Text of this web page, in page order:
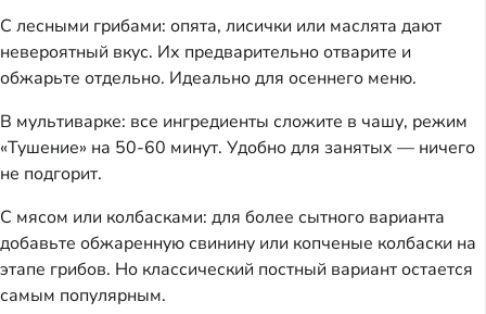
С лесными грибами: опята, лисички или маслята дают
невероятный вкус. Их предварительно отварите и
обжарьте отдельно. Идеально для осеннего меню.
В мультиварке: все ингредиенты сложите в чашу, режим
«Тушение» на 50-60 минут. Удобно для занятых — ничего
не подгорит.
С мясом или колбасками: для более сытного варианта
добавьте обжаренную свинину или копченые колбаски на
этапе грибов. Но классический постный вариант остается
самым популярным.